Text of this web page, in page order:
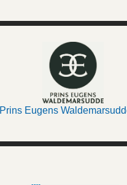
Prins Eugens